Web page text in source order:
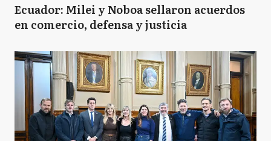
Ecuador: Milei y Noboa sellaron acuerdos
en comercio, defensa y justicia